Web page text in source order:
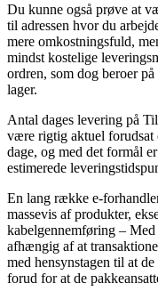
Du kunne også prøve at
til adressen hvor du
mere omkostningsfuld,
mindst kostelige
ordren, som dog beroer
lager.
Antal dages levering på
være rigtig aktuel forudsat
dage, og med det formål
estimerede
En lang række e-
massevis af produkter,
kabelgennemføring –
afhængig af at
med hensynstagen til at
forud for at de